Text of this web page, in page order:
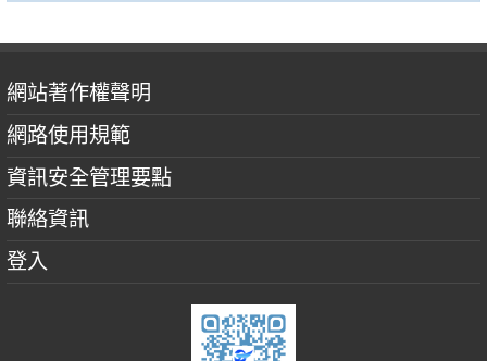
網站著作權聲明
網路使用規範
資訊安全管理要點
聯絡資訊
登入